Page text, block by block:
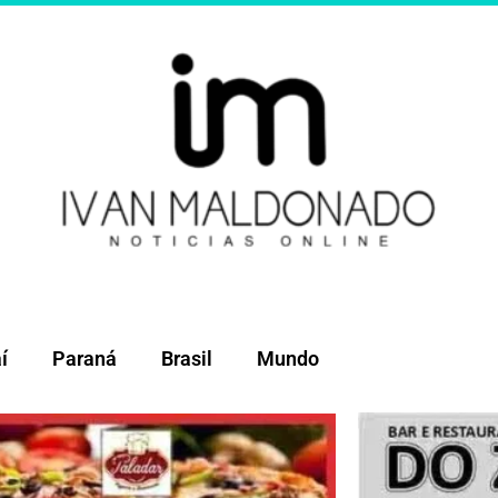
Paraná Brasil Mundo